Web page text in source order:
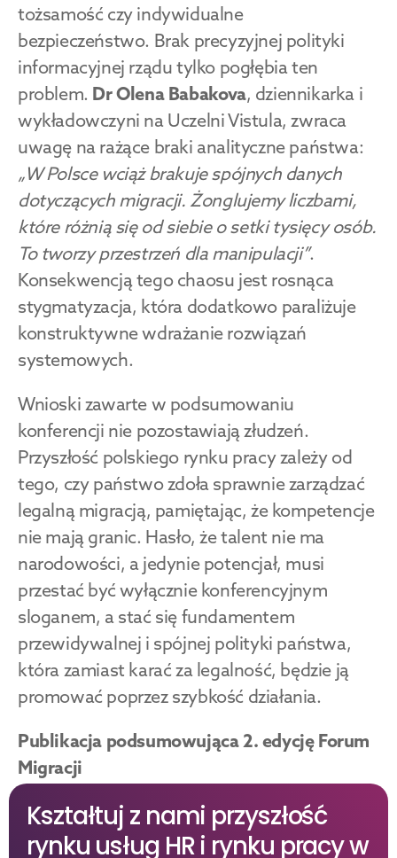
tożsamość czy indywidualne
bezpieczeństwo. Brak precyzyjnej polityki
informacyjnej rządu tylko pogłębia ten
problem. Dr Olena Babakova, dziennikarka i
wykładowczyni na Uczelni Vistula, zwraca
„W Polsce wciąż brakuje spójnych danych
dotyczących migracji. Żonglujemy liczbami,
które różnią się od siebie o setki tysięcy osób.
To tworzy przestrzeń dla manipulacji”.
Konsekwencją tego chaosu jest rosnąca
stygmatyzacja, która dodatkowo paraliżuje
konstruktywne wdrażanie rozwiązań
systemowych.
Wnioski zawarte w podsumowaniu
konferencji nie pozostawiają złudzeń.
Przyszłość polskiego rynku pracy zależy od
tego, czy państwo zdoła sprawnie zarządzać
legalną migracją, pamiętając, że kompetencje
nie mają granic. Hasło, że talent nie ma
narodowości, a jedynie potencjał, musi
przestać być wyłącznie konferencyjnym
sloganem, a stać się fundamentem
przewidywalnej i spójnej polityki państwa,
która zamiast karać za legalność, będzie ją
promować poprzez szybkość działania.
Publikacja podsumowująca 2. edycję Forum
Migracji
Pobierz
Kształtuj z nami przyszłość
rynku usług HR i rynku pracy w